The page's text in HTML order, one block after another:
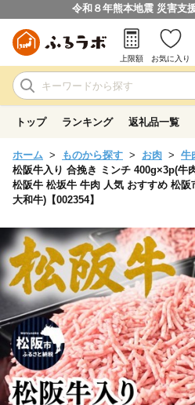
令和８年熊本地震 災害支
上限額 お気に入り
トップ ランキング 返礼品一覧
ホーム ものから探す お肉
牛
松阪牛入り 合挽き ミンチ 400g×3p(牛
松阪牛 松坂牛 牛肉 人気 おすすめ 松
大和牛)【002354】